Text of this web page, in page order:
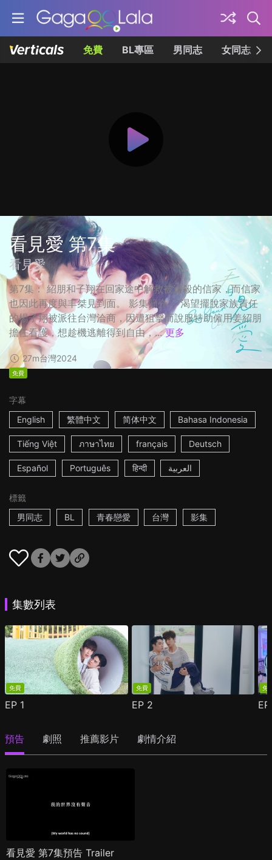
免費 BL專區 男同志 女同志
看見愛 第7集
看見愛
第7集： 紹朋和子翔在回家途中解救被追殺的信家，而信家
也因此再度與丰桀見到面。 影集簡介： 渴望擺脫家族責任
的楊子翔被派往台灣洽商，因遭狙擊而說服特助僱用姜紹朋
擔任看護，想趁機逃離得到自由，... 更多
27m台灣2024
免費
字幕
English
繁體中文 简体中文 Bahasa Indonesia
Tiếng Việt ภาษาไทย français Deutsch
Español Português हिन्दी العربية
標籤
男同志
BL 青春戀愛 台灣 影集
集數列表
免費
EP 1
免費
EP 2
免
預告 劇照 推薦影片 劇情介紹
看見愛 第7集預告 Trailer